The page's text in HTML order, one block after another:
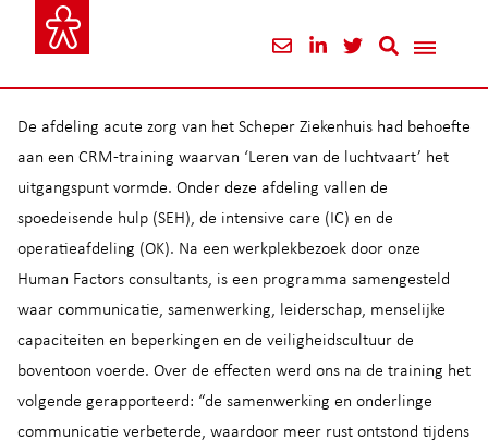
De afdeling acute zorg van het Scheper Ziekenhuis had behoefte
aan een CRM-training waarvan ‘Leren van de luchtvaart’ het
uitgangspunt vormde. Onder deze afdeling vallen de
spoedeisende hulp (SEH), de intensive care (IC) en de
operatieafdeling (OK). Na een werkplekbezoek door onze
Human Factors consultants, is een programma samengesteld
waar communicatie, samenwerking, leiderschap, menselijke
capaciteiten en beperkingen en de veiligheidscultuur de
boventoon voerde. Over de effecten werd ons na de training het
volgende gerapporteerd: “de samenwerking en onderlinge
communicatie verbeterde, waardoor meer rust ontstond tijdens